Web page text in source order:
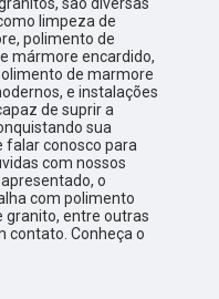
limpeza de
polimento de
mármore encardido,
de marmore
e instalações
de suprir a
sua
falar conosco para
com nossos
o
com polimento
entre outras
contato. Conheça o